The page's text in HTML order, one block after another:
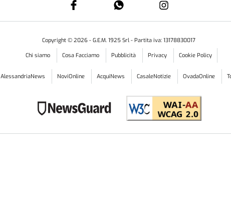
Copyright © 2026 - G.E.M. 1925 Srl - Partita iva: 13178830017
Chi siamo
Cosa Facciamo Pubblicità Privacy Cookie Policy
AlessandriaNews NoviOnline AcquiNews CasaleNotizie OvadaOnline